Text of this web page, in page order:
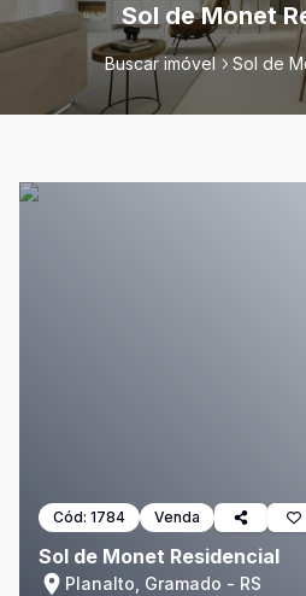
Sol de Monet
Buscar imóvel Sol de
Cód: 1784 Venda
Sol de Monet Residencial
Planalto, Gramado - RS